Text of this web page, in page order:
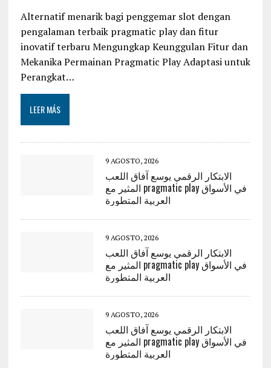
Alternatif menarik bagi penggemar slot dengan
pengalaman terbaik pragmatic play dan fitur
inovatif terbaru Mengungkap Keunggulan Fitur dan
Mekanika Permainan Pragmatic Play Adaptasi untuk
Perangkat…
LEER MÁS
9 AGOSTO, 2026
الابتكار الرقمي يوسع آفاق اللعب
المثير مع pragmatic play في الأسواق
العربية المتطورة
9 AGOSTO, 2026
الابتكار الرقمي يوسع آفاق اللعب
المثير مع pragmatic play في الأسواق
العربية المتطورة
9 AGOSTO, 2026
الابتكار الرقمي يوسع آفاق اللعب
المثير مع pragmatic play في الأسواق
العربية المتطورة